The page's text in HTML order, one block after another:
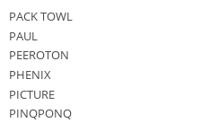
PACK TOWL
PAUL
PEEROTON
PHENIX
PICTURE
PINQPONQ